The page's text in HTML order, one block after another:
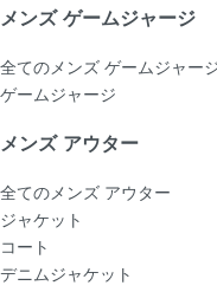
メンズ ゲームジャージ
全てのメンズ ゲームジャー
ゲームジャージ
メンズ アウター
全てのメンズ アウター
ジャケット
コート
デニムジャケット